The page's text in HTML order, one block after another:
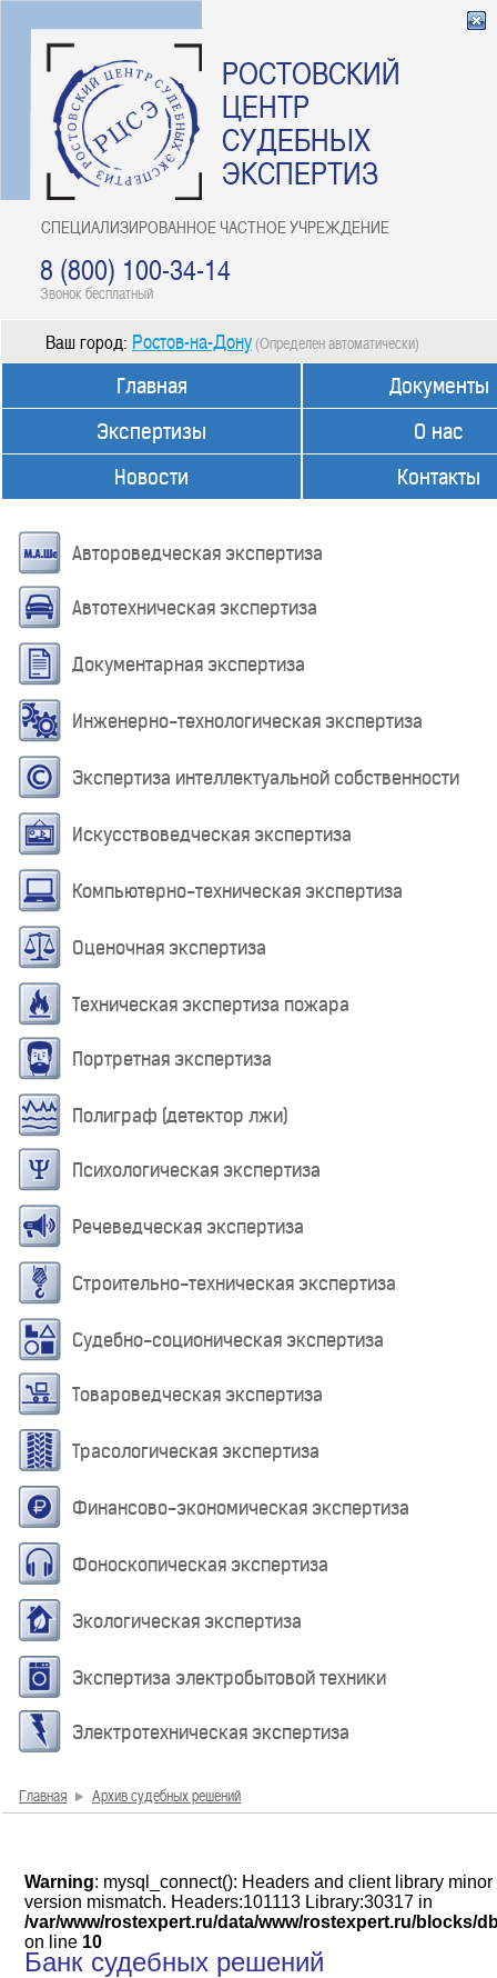
РОСТОВСКИЙ
ЦЕНТР
СУДЕБНЫХ
ЭКСПЕРТИЗ
СПЕЦИАЛИЗИРОВАННОЕ ЧАСТНОЕ УЧРЕЖДЕНИЕ
8 (800) 100-34-14
Звонок бесплатный
Ваш город: Ростов-на-Дону (Определен автоматически)
Главная
Экспертизы
Новости
Документы
О нас
Контакты
Автороведческая экспертиза
Автотехническая экспертиза
Документарная экспертиза
Инженерно-технологическая экспертиза
Экспертиза интеллектуальной собственности
Искусствоведческая экспертиза
Компьютерно-техническая экспертиза
Оценочная экспертиза
Техническая экспертиза пожара
Портретная экспертиза
Полиграф (детектор лжи)
Психологическая экспертиза
Речеведческая экспертиза
Строительно-техническая экспертиза
Судебно-соционическая экспертиза
Товароведческая экспертиза
Трасологическая экспертиза
Финансово-экономическая экспертиза
Фоноскопическая экспертиза
Экологическая экспертиза
Экспертиза электробытовой техники
Электротехническая экспертиза
Главная Архив судебных решений
Warning: mysql_connect(): Headers and client library minor
version mismatch. Headers:101113 Library:30317 in
/var/www/rostexpert.ru/data/www/rostexpert.ru/blocks/
on line 10
Банк судебных решений